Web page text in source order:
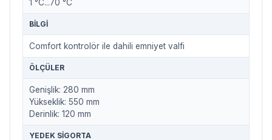
1 °C...70 °C
BILGI
Comfort kontrolör ile dahili emniyet valfi
ÖLÇÜLER
Genişlik: 280 mm
Yükseklik: 550 mm
Derinlik: 120 mm
YEDEK SIGORTA